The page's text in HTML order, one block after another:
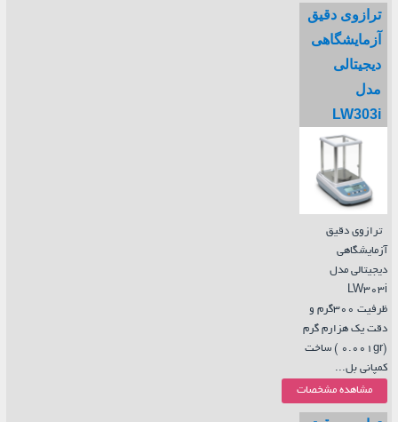
ترازوی دقیق
آزمایشگاهی
دیجیتالی
مدل
LW303i
ترازوی دقیق
آزمایشگاهی
دیجیتالی مدل
ظرفیت 300گرم و
دقت یک هزارم گرم
(0.001gr ) ساخت
کمپانی بل...
مشاهده مشخصات